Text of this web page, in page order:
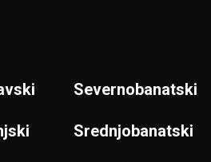
Severnobanatski
Srednjobanatski